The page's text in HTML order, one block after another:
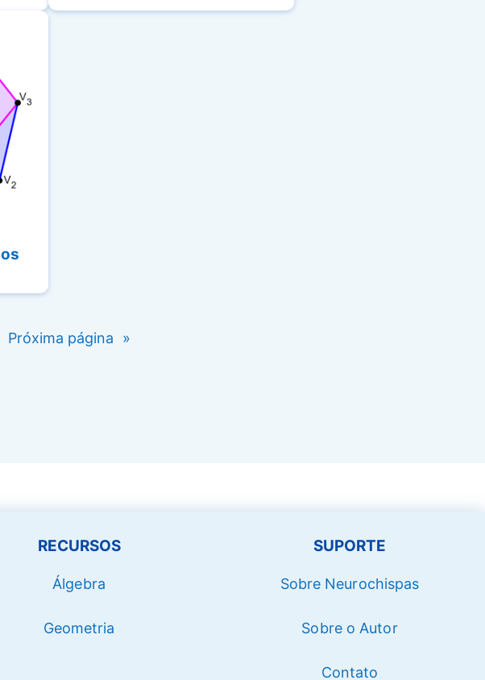
Próxima página »
RECURSOS
Álgebra
Geometria
SUPORTE
Sobre Neurochispas
Sobre o Autor
Contato